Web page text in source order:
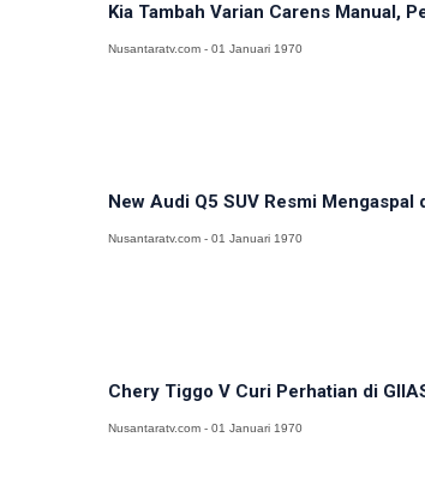
Kia Tambah Varian Carens Manual,
Nusantaratv.com - 01 Januari 1970
New Audi Q5 SUV Resmi
Nusantaratv.com - 01 Januari 1970
Chery Tiggo V Curi Perhatian di
Nusantaratv.com - 01 Januari 1970